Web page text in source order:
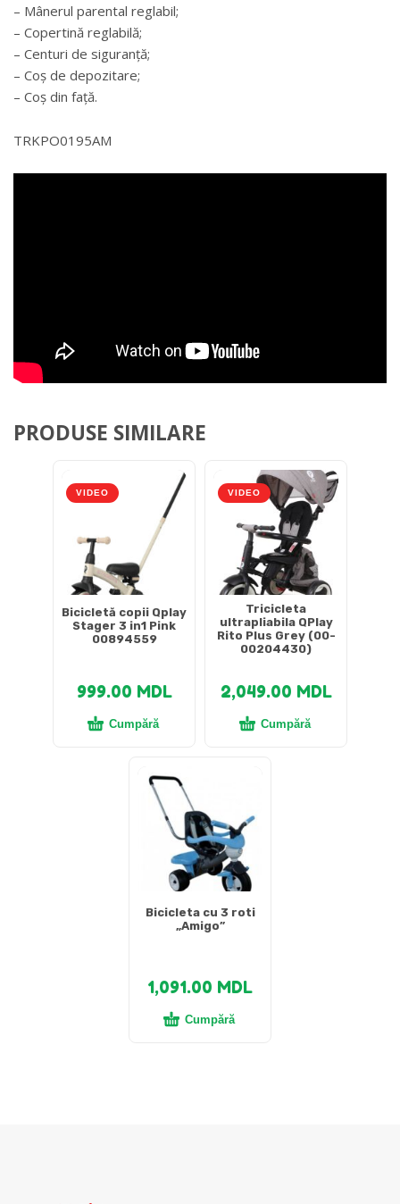
– Mânerul parental reglabil;
– Copertină reglabilă;
– Centuri de siguranță;
– Coș de depozitare;
– Coș din față.
TRKPO0195AM
PRODUSE SIMILARE
VIDEO
Bicicletă copii Qplay
Stager 3 in1 Pink
00894559
999.00 MDL
Cumpără
VIDEO
Tricicleta
ultrapliabila QPlay
Rito Plus Grey (00-
00204430)
2,049.00 MDL
Cumpără
Bicicleta cu 3 roti
„Amigo”
1,091.00 MDL
Cumpără